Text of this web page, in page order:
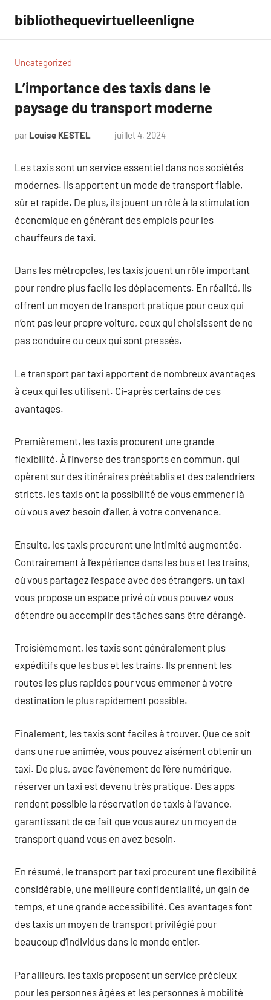
contenu
bibliothequevirtuelleenligne
Uncategorized
L’importance des taxis dans le
paysage du transport moderne
par Louise KESTEL juillet 4, 2024
Les taxis sont un service essentiel dans nos sociétés
modernes. Ils apportent un mode de transport fiable,
sûr et rapide. De plus, ils jouent un rôle à la stimulation
économique en générant des emplois pour les
chauffeurs de taxi.
Dans les métropoles, les taxis jouent un rôle important
pour rendre plus facile les déplacements. En réalité, ils
offrent un moyen de transport pratique pour ceux qui
n’ont pas leur propre voiture, ceux qui choisissent de ne
pas conduire ou ceux qui sont pressés.
Le transport par taxi apportent de nombreux avantages
à ceux qui les utilisent. Ci-après certains de ces
avantages.
Premièrement, les taxis procurent une grande
flexibilité. À l’inverse des transports en commun, qui
opèrent sur des itinéraires préétablis et des calendriers
stricts, les taxis ont la possibilité de vous emmener là
où vous avez besoin d’aller, à votre convenance.
Ensuite, les taxis procurent une intimité augmentée.
Contrairement à l’expérience dans les bus et les trains,
où vous partagez l’espace avec des étrangers, un taxi
vous propose un espace privé où vous pouvez vous
détendre ou accomplir des tâches sans être dérangé.
Troisièmement, les taxis sont généralement plus
expéditifs que les bus et les trains. Ils prennent les
routes les plus rapides pour vous emmener à votre
destination le plus rapidement possible.
Finalement, les taxis sont faciles à trouver. Que ce soit
dans une rue animée, vous pouvez aisément obtenir un
taxi. De plus, avec l’avènement de l’ère numérique,
réserver un taxi est devenu très pratique. Des apps
rendent possible la réservation de taxis à l’avance,
garantissant de ce fait que vous aurez un moyen de
transport quand vous en avez besoin.
En résumé, le transport par taxi procurent une flexibilité
considérable, une meilleure confidentialité, un gain de
temps, et une grande accessibilité. Ces avantages font
des taxis un moyen de transport privilégié pour
beaucoup d’individus dans le monde entier.
Par ailleurs, les taxis proposent un service précieux
pour les personnes âgées et les personnes à mobilité